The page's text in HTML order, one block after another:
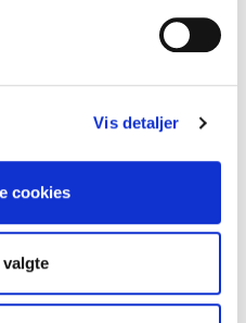
Vis detaljer
cookies
miilli
aamma